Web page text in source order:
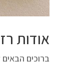
אודות
ברוכים הבאים